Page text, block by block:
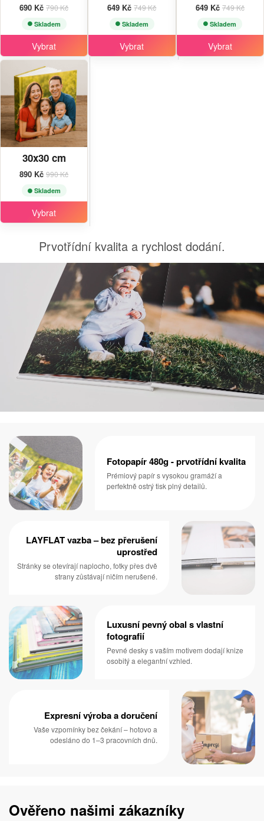
690 Kč790 Kč
Skladem
Vybrat
30x30 cm
890 Kč990 Kč
Skladem
Vybrat
649 Kč749 Kč
Skladem
Vybrat
649 Kč 749 Kč
Skladem
Vybrat
Prvotřídní kvalita a rychlost dodání.
Fotopapír 480g - prvotřídní kvalita
Prémiový papír s vysokou gramáží a
perfektně ostrý tisk plný detailů.
LAYFLAT vazba – bez přerušení
uprostřed
Stránky se otevírají naplocho, fotky přes dvě
strany zůstávají ničím nerušené.
Luxusní pevný obal s vlastní
fotografií
Pevné desky s vaším motivem dodají knize
osobitý a elegantní vzhled.
Expresní výroba a doručení
Vaše vzpomínky bez čekání – hotovo a
odesláno do 1–3 pracovních dnů.
Ověřeno našimi zákazníky